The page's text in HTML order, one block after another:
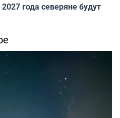
года северяне будут